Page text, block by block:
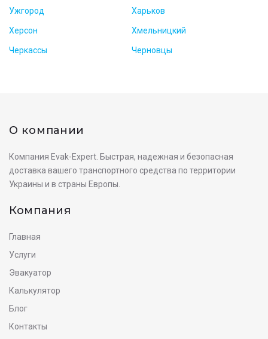
Ужгород Харьков
Херсон Хмельницкий
Черкассы Черновцы
О компании
Компания Evak-Expert. Быстрая, надежная и безопасная
доставка вашего транспортного средства по территории
Украины и в страны Европы.
Компания
Главная
Услуги
Эвакуатор
Калькулятор
Блог
Контакты